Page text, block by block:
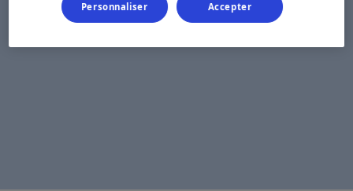
Personnaliser Accepter